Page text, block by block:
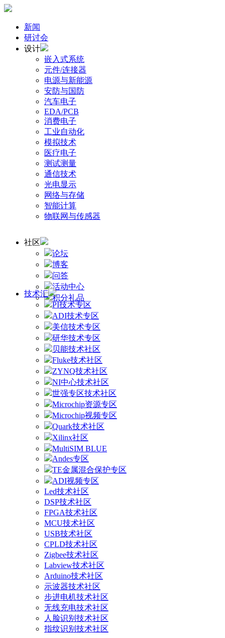
新闻
研讨会
设计
嵌入式系统
元件/连接器
电源与新能源
安防与国防
汽车电子
EDA/PCB
消费电子
工业自动化
模拟技术
医疗电子
测试测量
通信技术
光电显示
网络与存储
智能计算
物联网与传感器
社区
论坛
博客
问答
活动中心
积分礼品
技术汇
PI技术专区
ADI技术专区
美信技术专区
研华技术专区
贝能技术社区
Fluke技术社区
ZYNQ技术社区
NI中心技术社区
世强专区技术社区
Microchip资源专区
Microchip视频专区
Quark技术社区
Xilinx社区
MultiSIM BLUE
Andes专区
TE金属混合保护专区
ADI视频专区
Led技术社区
DSP技术社区
FPGA技术社区
MCU技术社区
USB技术社区
CPLD技术社区
Zigbee技术社区
Labview技术社区
Arduino技术社区
示波器技术社区
步进电机技术社区
无线充电技术社区
人脸识别技术社区
指纹识别技术社区